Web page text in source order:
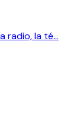
radio, la té...